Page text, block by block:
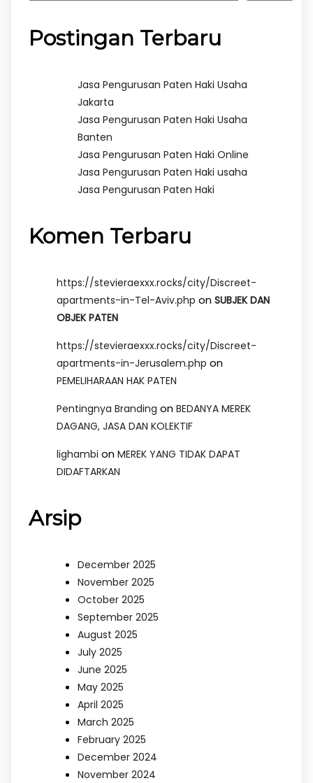
Postingan Terbaru
Jasa Pengurusan Paten Haki Usaha
Jakarta
Jasa Pengurusan Paten Haki Usaha
Banten
Jasa Pengurusan Paten Haki Online
Jasa Pengurusan Paten Haki usaha
Jasa Pengurusan Paten Haki
Komen Terbaru
https://stevieraexxx.rocks/city/Discreet-
apartments-in-Tel-Aviv.php on SUBJEK DAN
OBJEK PATEN
https://stevieraexxx.rocks/city/Discreet-
apartments-in-Jerusalem.php on
PEMELIHARAAN HAK PATEN
Pentingnya Branding on BEDANYA MEREK
DAGANG, JASA DAN KOLEKTIF
lighambi on MEREK YANG TIDAK DAPAT
DIDAFTARKAN
Arsip
December 2025
November 2025
October 2025
September 2025
August 2025
July 2025
June 2025
May 2025
April 2025
March 2025
February 2025
December 2024
November 2024